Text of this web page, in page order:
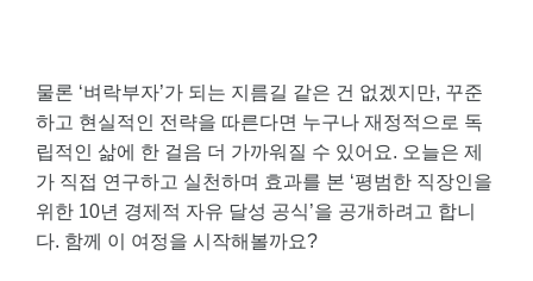
물론 ‘벼락부자’가 되는 지름길 같은 건 없겠지만, 꾸준
하고 현실적인 전략을 따른다면 누구나 재정적으로 독
립적인 삶에 한 걸음 더 가까워질 수 있어요. 오늘은 제
가 직접 연구하고 실천하며 효과를 본 ‘평범한 직장인을
위한 10년 경제적 자유 달성 공식’을 공개하려고 합니
다. 함께 이 여정을 시작해볼까요?